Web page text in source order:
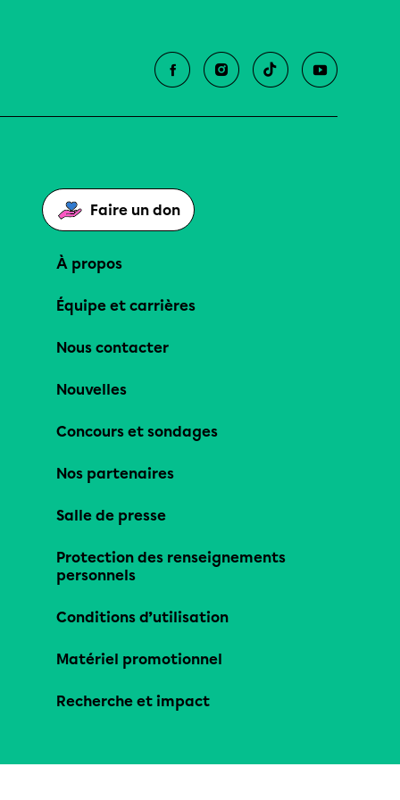
Faire un don
À propos
Équipe et carrières
Nous contacter
Nouvelles
Concours et sondages
Nos partenaires
Salle de presse
Protection des renseignements
personnels
Conditions d’utilisation
Matériel promotionnel
Recherche et impact